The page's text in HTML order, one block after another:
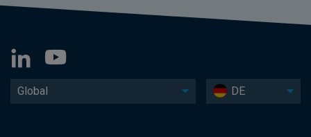
Global DE